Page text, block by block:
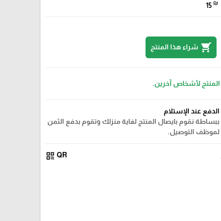
15 ₪
shopping_cart شراء هذا المنتج
المنتج لأشخاص آخرين.
الدفع عند الإستلام
ببساطة نقوم بايصال المنتج لغاية منزلك وتقوم بدفع الثمن
لموظف التوصيل.
QR
qr_code